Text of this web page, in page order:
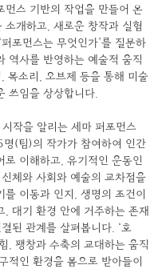
먼스 기반의 작업을 만들어 온
소개하고, 새로운 창작과 실험
포먼스는 무엇인가’를 질문하
역사를 반영하는 예술적 움직
목소리, 오브제 등을 통해 미술
쓰임을 상상합니다.
작을 알리는 세마 퍼포먼스
명(팀)의 작가가 참여하여 인간
로 이해하고, 유기적인 운동인
신체와 사회와 예술의 교차점을
를 이동과 인지, 생명의 조건이
, 대기 환경 안에 거주하는 존재
된 관계를 살펴봅니다. ‘호
, 팽창과 수축의 교대하는 움직
적인 환경을 몸으로 받아들이